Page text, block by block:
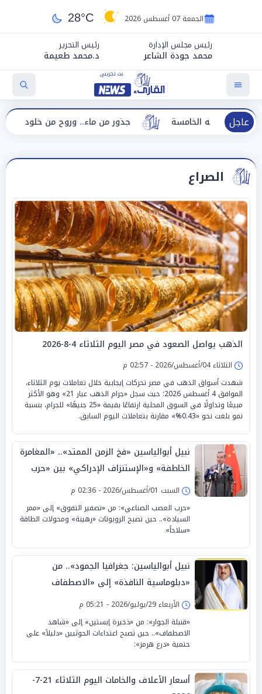
الجمعة 07 أغسطس 2026 28°C
رئيس مجلس الإدارة
محمد جودة الشاعر
رئيس التحرير
د.محمد طعيمة
عاجل جذور من ماء.. وروح من خلود هدى زوين الخامسة
الصراع
الذهب يواصل الصعود في مصر اليوم الثلاثاء 4-8-2026
الثلاثاء 04/أغسطس/2026 - 02:57 م
شهدت أسواق الذهب في مصر تحركات إيجابية خلال تعاملات يوم الثلاثاء،
الموافق 4 أغسطس 2026؛ حيث سجل «جرام الذهب عيار 21» وهو الأكثر
مبيعًا وتداولًا في السوق المحلية ارتفاعًا بقيمة «25 جنيهًا» للجرام، بنسبة
نمو بلغت نحو «0.43%» مقارنة بتعاملات اليوم السابق.
نبيل أبوالياسين «فخ الزمن الممتد».. «المغامرة
الخاطفة» و«الإستنزاف الإدراكي» بين «حرب
العصب الصناعي» والرد الصيني
السبت 01/أغسطس/2026 - 02:36 م
«حرب العصب الصناعي»: من «تصفير التفوق» إلى «ممر
السيادة».. حين تصبح الروبوتات «رهينة» ومحولات الطاقة
«سلاحاً»
نبيل أبوالياسين: جغرافيا الجمود».. من
«دبلوماسية النافذة» إلى «الاصطفاف
السيادي» حين تصبح «النتائج صفرية»
الأربعاء 29/يوليو/2026 - 05:21 م
«قنبلة الجوار»: من «ذخيرة إبستين» إلى «شاهد
الاصطفاف».. حين تصبح اعتداءات الحوثيين «دليلاً» على
حتمية «درع هرمز»:
أسعار الأعلاف والخامات اليوم الثلاثاء 21-7-